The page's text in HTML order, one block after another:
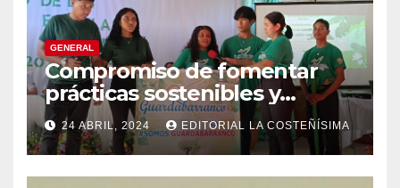
GENERAL
Compromiso de fomentar
prácticas sostenibles y
conciencia ecológica en las
instituciones educativas
24 ABRIL, 2024 EDITORIAL LA COSTEÑÍSIMA